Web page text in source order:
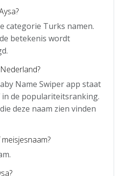
categorie Turks namen.
betekenis wordt
Name Swiper app staat
de populariteitsranking.
deze naam zien vinden